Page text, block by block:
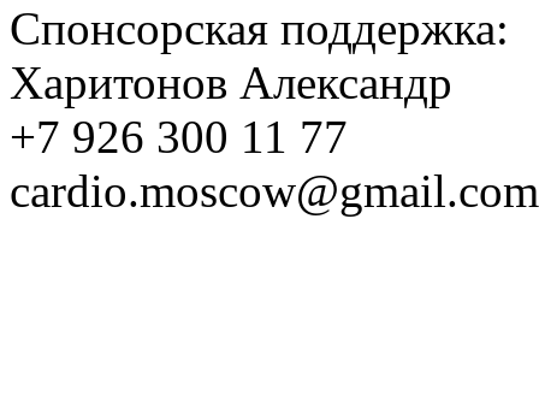
Спонсорская поддержка:
Харитонов Александр
+7 926 300 11 77
cardio.moscow@gmail.com